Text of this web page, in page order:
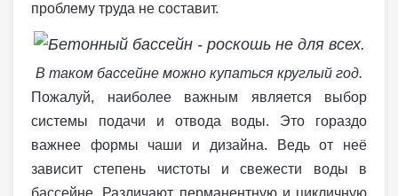
проблему труда не составит.
В таком бассейне можно купаться круглый год.
Пожалуй, наиболее важным является выбор
системы подачи и отвода воды. Это гораздо
важнее формы чаши и дизайна. Ведь от неё
зависит степень чистоты и свежести воды в
бассейне. Различают перманентную и цикличную